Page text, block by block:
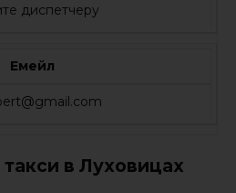
диспетчеру
Емейл
в Луховицах